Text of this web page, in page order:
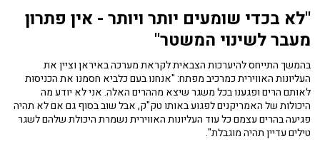
"לא בכדי שומעים יותר ויותר - אין פתרון
מעבר לשינוי המשטר"
בהמשך התייחס להיערכות הצבאית לקראת מערכה באיראן וציין את
העליונות האווירית כמרכיב מפתח: "אנחנו בעם כלביא חסמנו את הכניסות
לאותם הרים ופגענו בכל משגר שיצא מההרים האלה. אני לא יודע מה
היכולות של האמריקנים לפגוע באותו טק"ק, אבל שוב בסוף גם אם לא תהיה
פגיעה בהרים עצמם כל עוד העליונות האווירית נשמרת היכולת שלהם לשגר
טילים עדיין תהיה מוגבלת".